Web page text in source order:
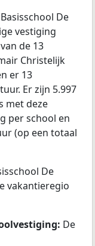
De
vestiging
de 13
Christelijk
er 13
Er zijn 5.997
met deze
per school en
(op een totaal
De
vakantieregio
De